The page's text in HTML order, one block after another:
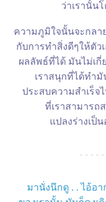
ว่าเรานั้น
ความภูมิใจนั้นจะกลา
กับการทำสิ่งดีๆให้ตัว
ผลลัพธ์ที่ได้ มันไม่เกี่
เราสนุกที่ได้ทำมั
ประสบความสำเร็จ
ที่เราสามารถ
ปลงร่างเป็น
- - - -
มานั่งนึกดู . . ไอ้อ